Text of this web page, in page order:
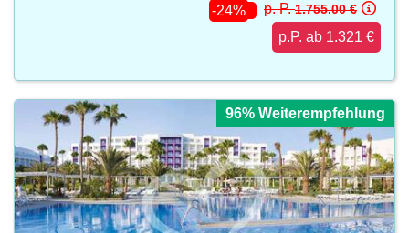
-24%
p. P.1.755.00 €
p.P. ab 1.321 €
96% Weiterempfehlung
96% Weiterempfehlung
96% Weiterempfehlung
96% Weiterempfehlung
96% Weiterempfehlung